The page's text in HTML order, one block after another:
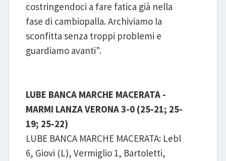
costringendoci a fare fatica già nella
fase di cambiopalla. Archiviamo la
sconfitta senza troppi problemi e
guardiamo avanti".
LUBE BANCA MARCHE MACERATA -
MARMI LANZA VERONA 3-0 (25-21; 25-
19; 25-22)
LUBE BANCA MARCHE MACERATA: Lebl
6, Giovi (L), Vermiglio 1, Bartoletti,